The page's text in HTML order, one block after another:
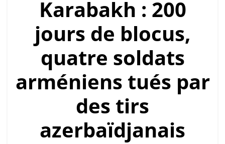
Karabakh : 200
jours de blocus,
quatre soldats
arméniens tués par
des tirs
azerbaïdjanais